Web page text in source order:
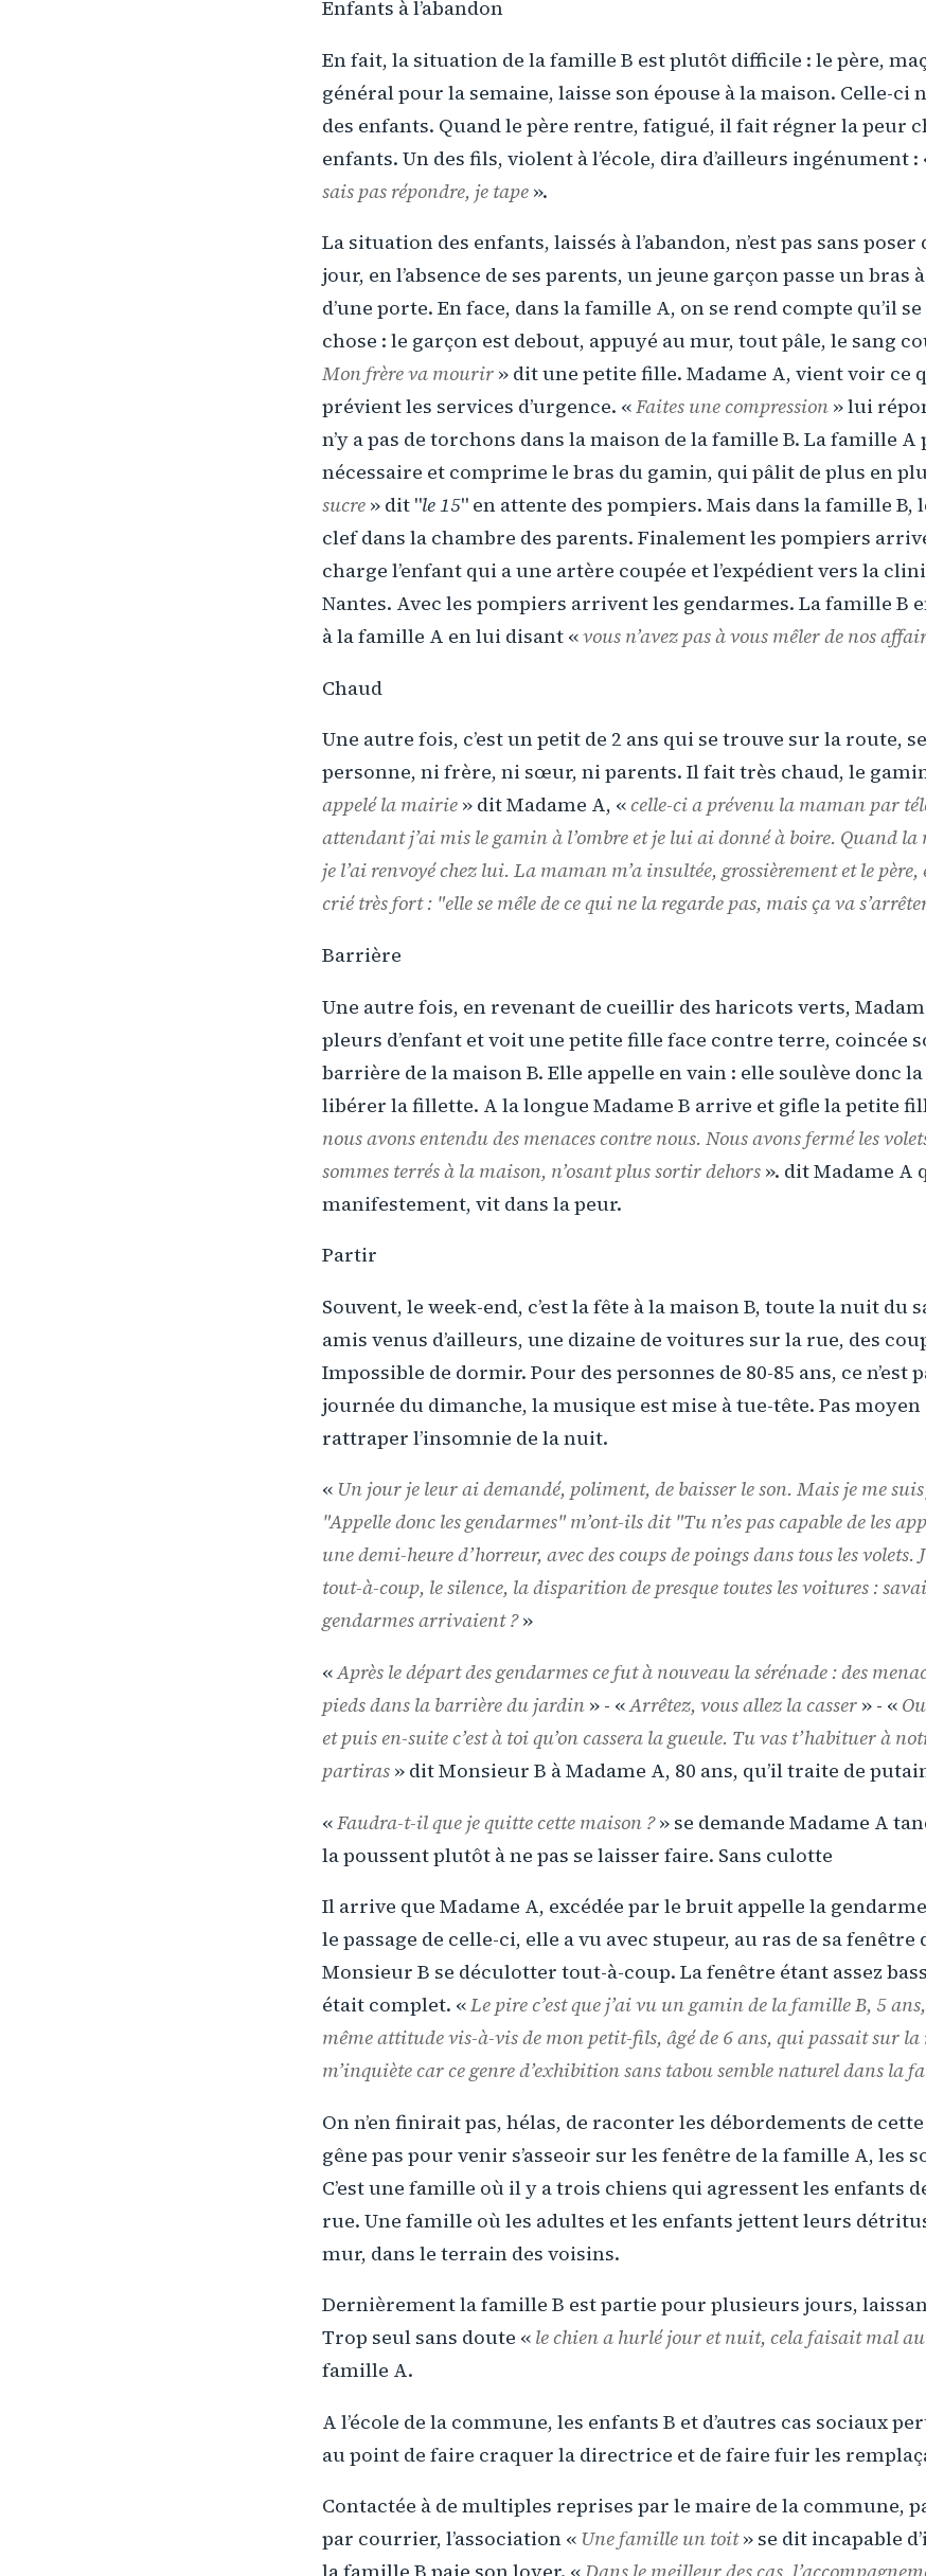
Enfants à l’abandon
En fait, la situation de la famille B est plutôt difficile : le père,
général pour la semaine, laisse son épouse à la maison. Celle-ci
des enfants. Quand le père rentre, fatigué, il fait régner la peur
enfants. Un des fils, violent à l’école, dira d’ailleurs ingénument :
sais pas répondre, je tape ».
La situation des enfants, laissés à l’abandon, n’est pas sans
jour, en l’absence de ses parents, un jeune garçon passe un bras
d’une porte. En face, dans la famille A, on se rend compte qu’il
chose : le garçon est debout, appuyé au mur, tout pâle, le sang
Mon frère va mourir » dit une petite fille. Madame A, vient voir ce
prévient les services d’urgence. «Faites une compression » lui
n’y a pas de torchons dans la maison de la famille B. La famille
nécessaire et comprime le bras du gamin, qui pâlit de plus en
sucre » dit "le 15" en attente des pompiers. Mais dans la famille B,
clef dans la chambre des parents. Finalement les pompiers
charge l’enfant qui a une artère coupée et l’expédient vers la
Nantes. Avec les pompiers arrivent les gendarmes. La famille B
à la famille A en lui disant «vous n’avez pas à vous mêler de nos
Chaud
Une autre fois, c’est un petit de 2 ans qui se trouve sur la route,
personne, ni frère, ni sœur, ni parents. Il fait très chaud, le
appelé la mairie » dit Madame A, « celle-ci a prévenu la maman par
attendant j’ai mis le gamin à l’ombre et je lui ai donné à boire. Quand
je l’ai renvoyé chez lui. La maman m’a insultée, grossièrement et le
crié très fort : "elle se mêle de ce qui ne la regarde pas, mais ça va
Barrière
Une autre fois, en revenant de cueillir des haricots verts,
pleurs d’enfant et voit une petite fille face contre terre, coincée
barrière de la maison B. Elle appelle en vain : elle soulève donc
libérer la fillette. A la longue Madame B arrive et gifle la petite
nous avons entendu des menaces contre nous. Nous avons fermé les
sommes terrés à la maison, n’osant plus sortir dehors ». dit Madame A
manifestement, vit dans la peur.
Partir
Souvent, le week-end, c’est la fête à la maison B, toute la nuit du
amis venus d’ailleurs, une dizaine de voitures sur la rue, des
Impossible de dormir. Pour des personnes de 80-85 ans, ce n’est
journée du dimanche, la musique est mise à tue-tête. Pas
rattraper l’insomnie de la nuit.
« Un jour je leur ai demandé, poliment, de baisser le son. Mais je me
"Appelle donc les gendarmes" m’ont-ils dit "Tu n’es pas capable de les
une demi-heure d’horreur, avec des coups de poings dans tous les volets.
tout-à-coup, le silence, la disparition de presque toutes les voitures :
gendarmes arrivaient ?»
«Après le départ des gendarmes ce fut à nouveau la sérénade : des
pieds dans la barrière du jardin » - «Arrêtez, vous allez la casser » - «
et puis en-suite c’est à toi qu’on cassera la gueule. Tu vas t’habituer à
partiras » dit Monsieur B à Madame A, 80 ans, qu’il traite de
«Faudra-t-il que je quitte cette maison ?» se demande Madame A
la poussent plutôt à ne pas se laisser faire. Sans culotte
Il arrive que Madame A, excédée par le bruit appelle la
le passage de celle-ci, elle a vu avec stupeur, au ras de sa fenêtre
Monsieur B se déculotter tout-à-coup. La fenêtre étant assez
était complet. «Le pire c’est que j’ai vu un gamin de la famille B, 5
même attitude vis-à-vis de mon petit-fils, âgé de 6 ans, qui passait sur la
m’inquiète car ce genre d’exhibition sans tabou semble naturel dans la
On n’en finirait pas, hélas, de raconter les débordements de
gêne pas pour venir s’asseoir sur les fenêtre de la famille A, les
C’est une famille où il y a trois chiens qui agressent les enfants
rue. Une famille où les adultes et les enfants jettent leurs
mur, dans le terrain des voisins.
Dernièrement la famille B est partie pour plusieurs jours,
Trop seul sans doute « le chien a hurlé jour et nuit, cela faisait mal
famille A.
A l’école de la commune, les enfants B et d’autres cas sociaux
au point de faire craquer la directrice et de faire fuir les
Contactée à de multiples reprises par le maire de la commune,
par courrier, l’association « Une famille un toit» se dit incapable